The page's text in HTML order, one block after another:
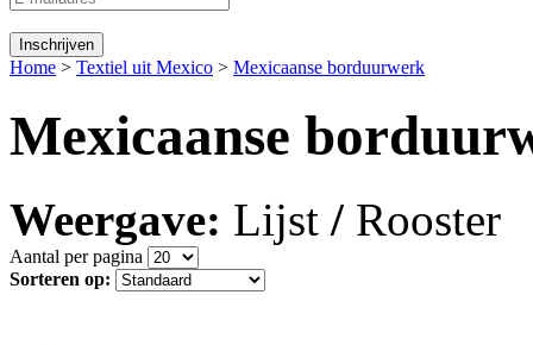
Home > Textiel uit Mexico > Mexicaanse borduurwerk
Mexicaanse
Weergave: Lijst / Rooster
Aantal per pagina
Sorteren op: